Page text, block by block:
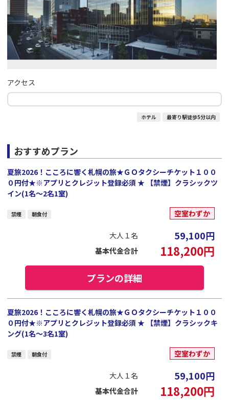
アクセス
ホテル 最寄り駅徒歩5分以内
おすすめプラン
夏旅2026！こころに響く札幌の旅★ＧＯタクシーチケット１００
０円付★※アプリとクレジット登録必須 ★ 【禁煙】クラシックツ
イン(1名～2名1室)
禁煙 朝食付 空室わずか
大人１名 59,100円
基本代金合計 118,200円
プランの詳細
夏旅2026！こころに響く札幌の旅★ＧＯタクシーチケット１００
０円付★※アプリとクレジット登録必須 ★ 【禁煙】クラシックキ
ング(1名～3名1室)
禁煙 朝食付 空室わずか
大人１名 59,100円
基本代金合計 118,200円